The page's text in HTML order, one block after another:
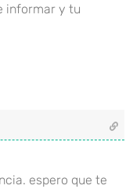
informar y tu
espero que te